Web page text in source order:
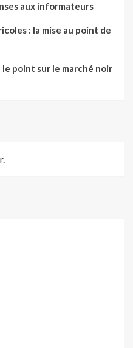
aux informateurs
: la mise au point de
point sur le marché noir